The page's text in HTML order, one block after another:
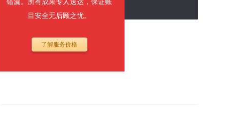
目安全无后顾之忧。
了解服务价格